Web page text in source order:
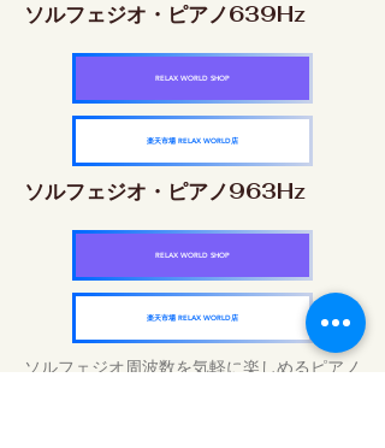
ソルフェジオ・ピアノ639Hz
RELAX WORLD SHOP
楽天市場 RELAX WORLD店
ソルフェジオ・ピアノ963Hz
RELAX WORLD SHOP
楽天市場 RELAX WORLD店
ソルフェジオ周波数を気軽に楽しめるピアノ